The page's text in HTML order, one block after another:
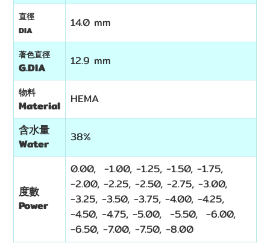
直徑
DIA
14.0 mm
著色直徑
G.DIA 12.9 mm
物料
Material
HEMA
含水量
Water
38%
度數
Power
0.00, -1.00, -1.25, -1.50, -1.75,
-2.00, -2.25, -2.50, -2.75, -3.00,
-3.25, -3.50, -3.75, -4.00, -4.25,
-4.50, -4.75, -5.00, -5.50, -6.00,
-6.50, -7.00, -7.50, -8.00